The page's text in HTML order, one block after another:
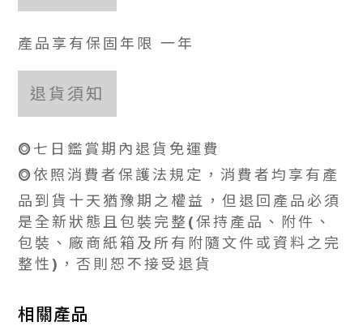
產品享有保固年限 一年
退貨須知
⭗七日鑑賞期內退貨免運費
⭗依照消費者保護法規定，消費者均享有產
品到貨十天猶豫期之權益，但退回產品必須
是全新狀態且包裝完整(保持產品、附件、
包裝、廠商紙箱及所有附隨文件或資料之完
整性)，否則恕不接受退貨
相關產品